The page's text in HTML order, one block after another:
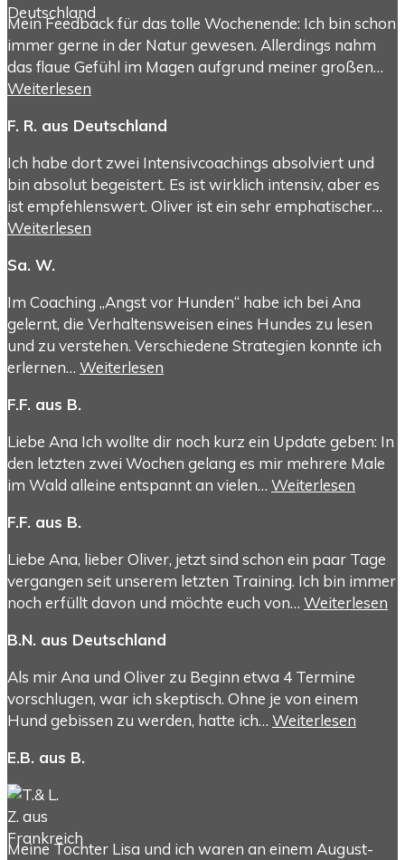
Mein Feedback für das tolle Wochenende: Ich bin schon
immer gerne in der Natur gewesen. Allerdings nahm
das flaue Gefühl im Magen aufgrund meiner großen…
Weiterlesen
F. R. aus Deutschland
Ich habe dort zwei Intensivcoachings absolviert und
bin absolut begeistert. Es ist wirklich intensiv, aber es
ist empfehlenswert. Oliver ist ein sehr emphatischer…
Weiterlesen
Sa. W.
Im Coaching „Angst vor Hunden“ habe ich bei Ana
gelernt, die Verhaltensweisen eines Hundes zu lesen
und zu verstehen. Verschiedene Strategien konnte ich
erlernen… Weiterlesen
F.F. aus B.
Liebe Ana Ich wollte dir noch kurz ein Update geben: In
den letzten zwei Wochen gelang es mir mehrere Male
im Wald alleine entspannt an vielen… Weiterlesen
F.F. aus B.
Liebe Ana, lieber Oliver, jetzt sind schon ein paar Tage
vergangen seit unserem letzten Training. Ich bin immer
noch erfüllt davon und möchte euch von… Weiterlesen
B.N. aus Deutschland
Als mir Ana und Oliver zu Beginn etwa 4 Termine
vorschlugen, war ich skeptisch. Ohne je von einem
Hund gebissen zu werden, hatte ich… Weiterlesen
E.B. aus B.
Meine Tochter Lisa und ich waren an einem August-